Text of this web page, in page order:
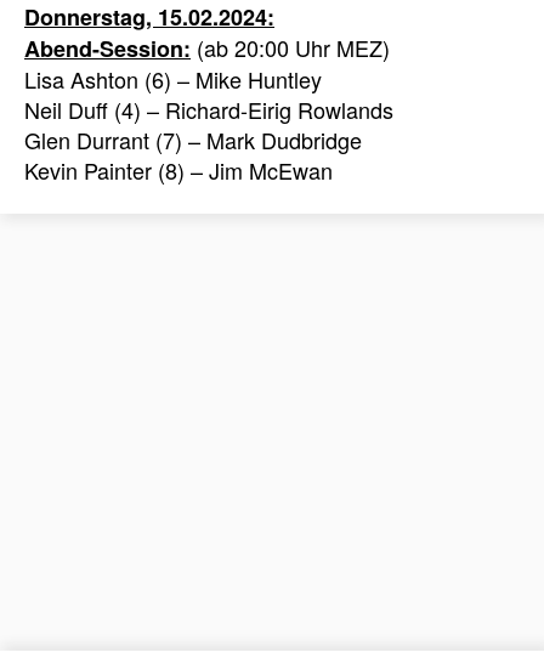
Donnerstag, 15.02.2024:
Abend-Session: (ab 20:00 Uhr MEZ)
Lisa Ashton (6) – Mike Huntley
Neil Duff (4) – Richard-Eirig Rowlands
Glen Durrant (7) – Mark Dudbridge
Kevin Painter (8) – Jim McEwan